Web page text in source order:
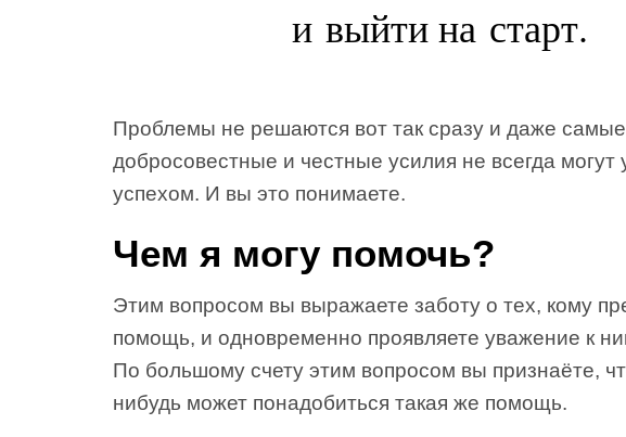
и выйти на старт.
Проблемы не решаются вот так сразу и даже самые
добросовестные и честные усилия не всегда могут
успехом. И вы это понимаете.
Чем я могу помочь?
Этим вопросом вы выражаете заботу о тех, кому
помощь, и одновременно проявляете уважение к
По большому счету этим вопросом вы признаёте,
нибудь может понадобиться такая же помощь.